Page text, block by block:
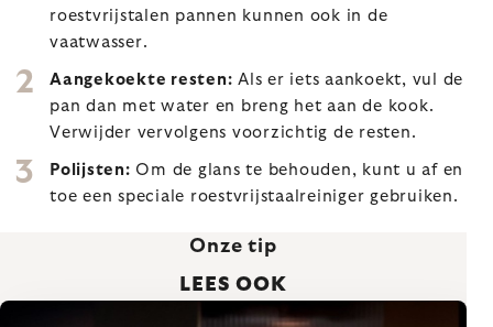
roestvrijstalen pannen kunnen ook in de
vaatwasser.
Aangekoekte resten: Als er iets aankoekt, vul de
pan dan met water en breng het aan de kook.
Verwijder vervolgens voorzichtig de resten.
Polijsten: Om de glans te behouden, kunt u af en
toe een speciale roestvrijstaalreiniger gebruiken.
Onze tip
LEES OOK